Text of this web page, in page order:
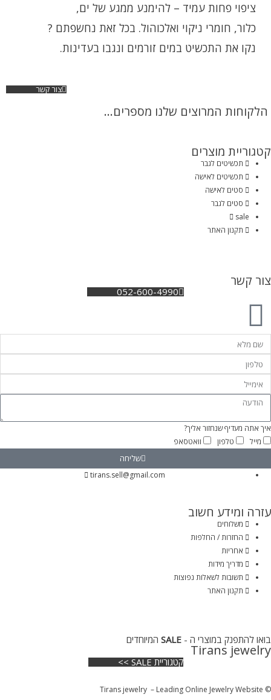
ציפוי פחות עמיד – להימנע ממגע של ים,
כלור, חומרי ניקוי ואלכוהול. בכל זאת נחשפתם ?
נקו את התכשיט במים זורמים ונגבו בעדינות.
צור קשר
הלקוחות המרוצים שלנו מספרים...
קטגוריית מוצרים
תכשיטים לגבר
תכשיטים לאישה
סטים לאישה
סטים לגבר
sale
תקנון האתר
צור קשר
052-600-4990
איך אתה מעדיף שנחזור אליך?
מייל
טלפון וואטסאפ
שליחה
tirans.sell@gmail.com
עזרה ומידע חשוב
משלוחים
החזרות / החלפות
אחריות
מדריך מידות
תשובות לשאלות נפוצות
תקנון האתר
בואו להתפנק במוצרי ה - SALE המיוחדים
Tirans jewelry
קטגוריית SALE >>
© Tirans jewelry – Leading Online Jewelry Website